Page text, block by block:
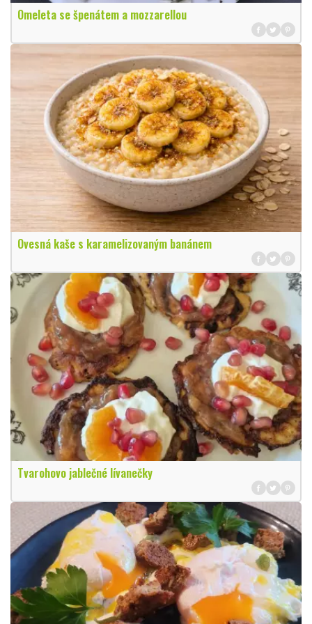
Omeleta se špenátem a mozzarellou
Ovesná kaše s karamelizovaným banánem
Tvarohovo jablečné lívanečky